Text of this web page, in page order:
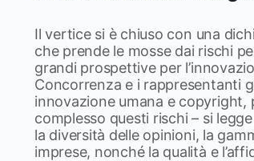
Il vertice si è chiuso con una
che prende le mosse dai rischi
grandi prospettive per
Concorrenza e i rappresentanti
innovazione umana e
complesso questi rischi – si
la diversità delle opinioni, la
imprese, nonché la qualità e